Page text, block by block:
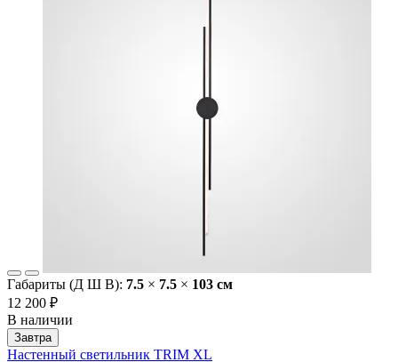
Габариты (Д Ш В): 7.5 × 7.5 × 103 cм
12 200 ₽
В наличии
Завтра
Настенный светильник TRIM XL